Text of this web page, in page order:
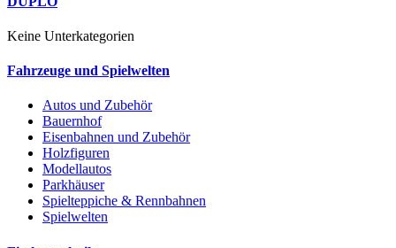
Keine Unterkategorien
Fahrzeuge und Spielwelten
Autos und Zubehör
Bauernhof
Eisenbahnen und Zubehör
Holzfiguren
Modellautos
Parkhäuser
Spielteppiche & Rennbahnen
Spielwelten